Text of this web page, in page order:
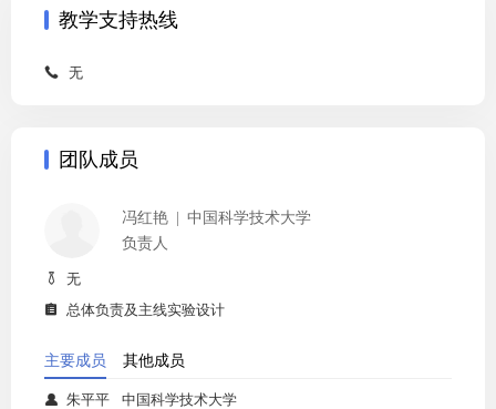
教学支持热线
 无
团队成员
冯红艳
中国科学技术大学
负责人
 无
 总体负责及主线实验设计
主要成员 其他成员
 朱平平 中国科学技术大学